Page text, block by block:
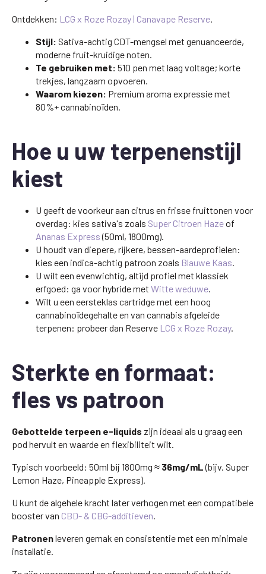
Ontdekken: LCG x Roze Rozay | Canavape Reserve.
Stijl: Sativa-achtig CDT-mengsel met genuanceerde,
moderne fruit-kruidige noten.
Te gebruiken met: 510 pen met laag voltage; korte
trekjes, langzaam opvoeren.
Waarom kiezen: Premium aroma expressie met
80%+ cannabinoïden.
Hoe u uw terpenenstijl
kiest
U geeft de voorkeur aan citrus en frisse fruittonen voor
overdag: kies sativa's zoals Super Citroen Hazeof
Ananas Express(50ml, 1800mg).
U houdt van diepere, rijkere, bessen-aardeprofielen:
kies een indica-achtig patroon zoals Blauwe Kaas.
U wilt een evenwichtig, altijd profiel met klassiek
erfgoed: ga voor hybride met Witte weduwe.
Wilt u een eersteklas cartridge met een hoog
cannabinoïdegehalte en van cannabis afgeleide
terpenen: probeer dan Reserve LCG x Roze Rozay.
Sterkte en formaat:
fles vs patroon
Gebottelde terpeen e-liquids zijn ideaal als u graag een
pod hervult en waarde en flexibiliteit wilt.
Typisch voorbeeld: 50ml bij 1800mg ≈ 36mg/mL(bijv. Super
Lemon Haze, Pineapple Express).
U kunt de algehele kracht later verhogen met een compatibele
booster van CBD- & CBG-additieven.
Patronenleveren gemak en consistentie met een minimale
installatie.